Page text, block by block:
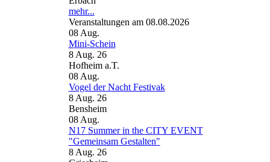
mehr...
Veranstaltungen am 08.08.2026
08 Aug.
Mini-Schein
8 Aug. 26
Hofheim a.T.
08 Aug.
Vogel der Nacht Festivak
8 Aug. 26
Bensheim
08 Aug.
N17 Summer in the CITY EVENT
"Gemeinsam Gestalten"
8 Aug. 26